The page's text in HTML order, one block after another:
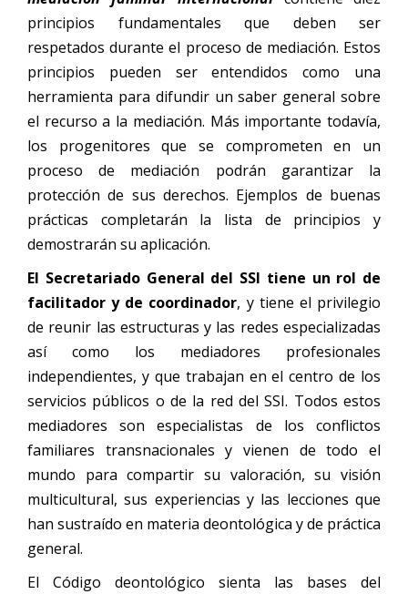
principios fundamentales que deben ser
respetados durante el proceso de mediación. Estos
principios pueden ser entendidos como una
herramienta para difundir un saber general sobre
el recurso a la mediación. Más importante todavía,
los progenitores que se comprometen en un
proceso de mediación podrán garantizar la
protección de sus derechos. Ejemplos de buenas
prácticas completarán la lista de principios y
demostrarán su aplicación.
El Secretariado General del SSI tiene un rol de
facilitador y de coordinador, y tiene el privilegio
de reunir las estructuras y las redes especializadas
así como los mediadores profesionales
independientes, y que trabajan en el centro de los
servicios públicos o de la red del SSI. Todos estos
mediadores son especialistas de los conflictos
familiares transnacionales y vienen de todo el
mundo para compartir su valoración, su visión
multicultural, sus experiencias y las lecciones que
han sustraído en materia deontológica y de práctica
general.
El Código deontológico sienta las bases del